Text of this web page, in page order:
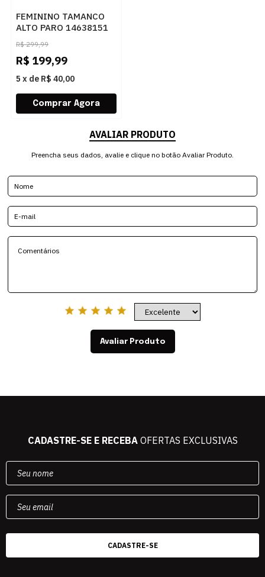
FEMININO TAMANCO
ALTO PARO 14638151
MAJESTIC PALHA
R$ 299,99
R$ 199,99
5 x de R$ 40,00
AVALIAR PRODUTO
Preencha seus dados, avalie e clique no botão Avaliar Produto.
Avaliar Produto
CADASTRE-SE E RECEBAOFERTAS EXCLUSIVAS